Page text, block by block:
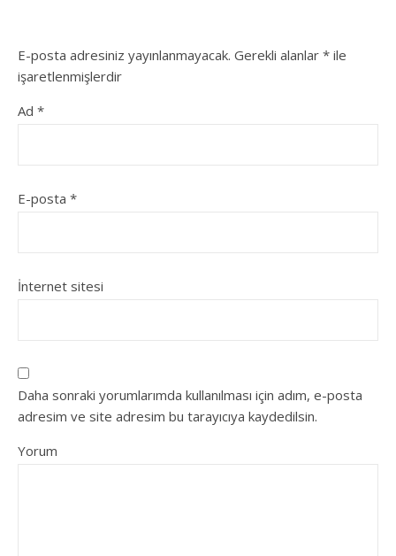
E-posta adresiniz yayınlanmayacak. Gerekli alanlar * ile
işaretlenmişlerdir
Ad *
E-posta *
İnternet sitesi
Daha sonraki yorumlarımda kullanılması için adım, e-posta
adresim ve site adresim bu tarayıcıya kaydedilsin.
Yorum